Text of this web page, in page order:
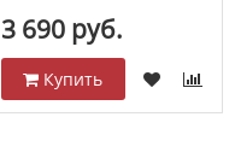
3 690 руб.
Купить